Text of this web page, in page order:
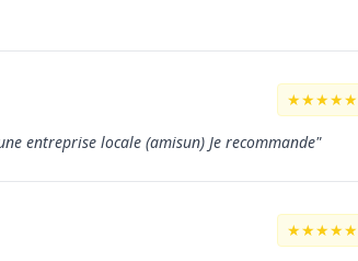
★★★★★
entreprise locale (amisun) Je recommande"
★★★★★